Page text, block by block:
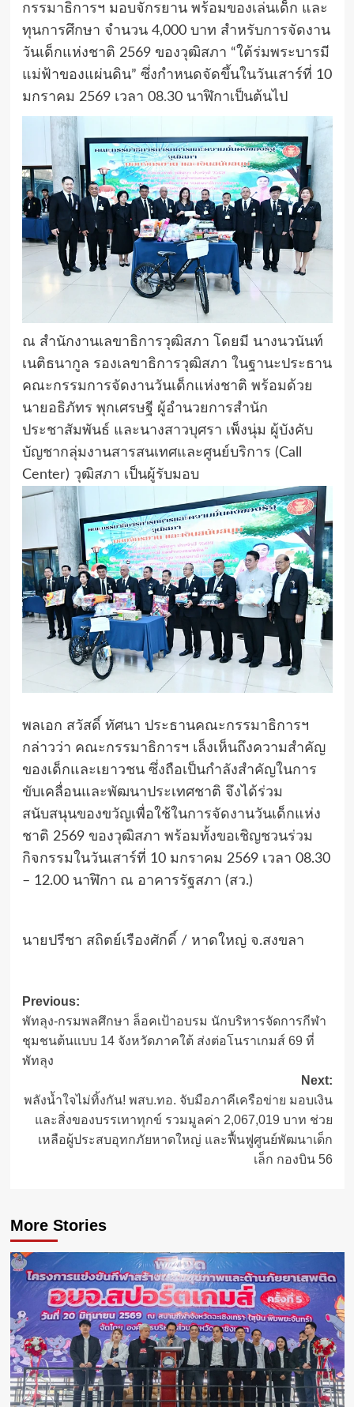
กรรมาธิการฯ มอบจักรยาน พร้อมของเล่นเด็ก และ
ทุนการศึกษา จำนวน 4,000 บาท สำหรับการจัดงาน
วันเด็กแห่งชาติ 2569 ของวุฒิสภา “ใต้ร่มพระบารมี
แม่ฟ้าของแผ่นดิน” ซึ่งกำหนดจัดขึ้นในวันเสาร์ที่ 10
มกราคม 2569 เวลา 08.30 นาฬิกาเป็นต้นไป
ณ สำนักงานเลขาธิการวุฒิสภา โดยมี นางนวนันท์
เนติธนากูล รองเลขาธิการวุฒิสภา ในฐานะประธาน
คณะกรรมการจัดงานวันเด็กแห่งชาติ พร้อมด้วย
นายอธิภัทร พุกเศรษฐี ผู้อำนวยการสำนัก
ประชาสัมพันธ์ และนางสาวบุศรา เพ็งนุ่ม ผู้บังคับ
บัญชากลุ่มงานสารสนเทศและศูนย์บริการ (Call
Center) วุฒิสภา เป็นผู้รับมอบ
พลเอก สวัสดิ์ ทัศนา ประธานคณะกรรมาธิการฯ
กล่าวว่า คณะกรรมาธิการฯ เล็งเห็นถึงความสำคัญ
ของเด็กและเยาวชน ซึ่งถือเป็นกำลังสำคัญในการ
ขับเคลื่อนและพัฒนาประเทศชาติ จึงได้ร่วม
สนับสนุนของขวัญเพื่อใช้ในการจัดงานวันเด็กแห่ง
ชาติ 2569 ของวุฒิสภา พร้อมทั้งขอเชิญชวนร่วม
กิจกรรมในวันเสาร์ที่ 10 มกราคม 2569 เวลา 08.30
– 12.00 นาฬิกา ณ อาคารรัฐสภา (สว.)
นายปรีชา สถิตย์เรืองศักดิ์ / หาดใหญ่ จ.สงขลา
Post
navigation
Previous:
พัทลุง-กรมพลศึกษา ล็อคเป้าอบรม นักบริหารจัดการกีฬา
ชุมชนต้นแบบ 14 จังหวัดภาคใต้ ส่งต่อโนราเกมส์ 69 ที่
พัทลุง
Next:
พลังน้ำใจไม่ทิ้งกัน! พสบ.ทอ. จับมือภาคีเครือข่าย มอบเงิน
และสิ่งของบรรเทาทุกข์ รวมมูลค่า 2,067,019 บาท ช่วย
เหลือผู้ประสบอุทกภัยหาดใหญ่ และฟื้นฟูศูนย์พัฒนาเด็ก
เล็ก กองบิน 56
More Stories